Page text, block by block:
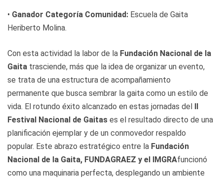
• Ganador Categoría Comunidad: Escuela de Gaita
Heriberto Molina.
Con esta actividad la labor de la Fundación Nacional de la
Gaita trasciende, más que la idea de organizar un evento,
se trata de una estructura de acompañamiento
permanente que busca sembrar la gaita como un estilo de
vida. El rotundo éxito alcanzado en estas jornadas del II
Festival Nacional de Gaitas es el resultado directo de una
planificación ejemplar y de un conmovedor respaldo
popular. Este abrazo estratégico entre la Fundación
Nacional de la Gaita, FUNDAGRAEZ y el IMGRAfuncionó
como una maquinaria perfecta, desplegando un ambiente